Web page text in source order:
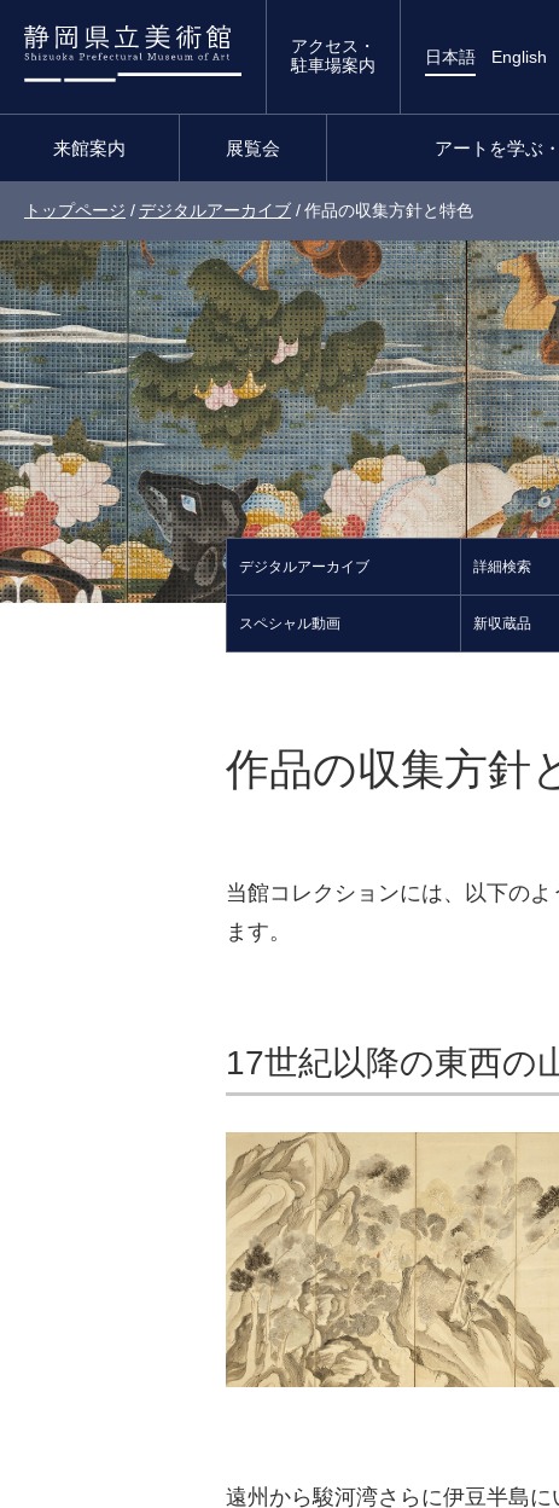
アクセス・
駐車場案内
日本語 English
来館案内 展覧会 アートを学ぶ
トップページ /デジタルアーカイブ /作品の収集方針と特色
作品の収集方針
当館コレクションには、以下の
ます。
17世紀以降の東西の
遠州から駿河湾さらに伊豆半島
デジタルアーカイブ 詳細検索
スペシャル動画 新収蔵品